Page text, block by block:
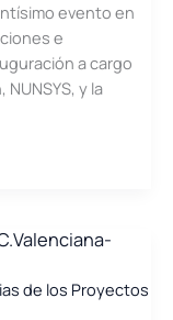
evento en
e
a cargo
y la
de los Proyectos